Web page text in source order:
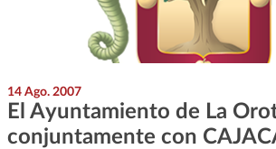
14 Ago. 2007
El Ayuntamiento de La
conjuntamente con